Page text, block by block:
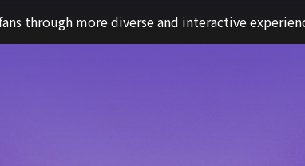
through more diverse and interactive